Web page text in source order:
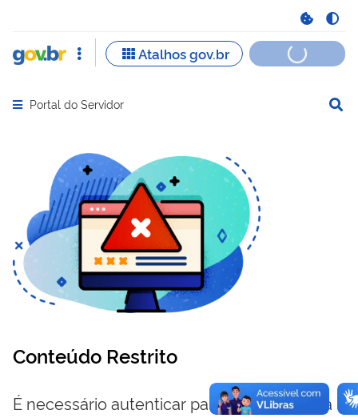
Abrir menu principal de navegação
Portal do Servidor
Conteúdo Restrito
É necessário autenticar para visualizar essa